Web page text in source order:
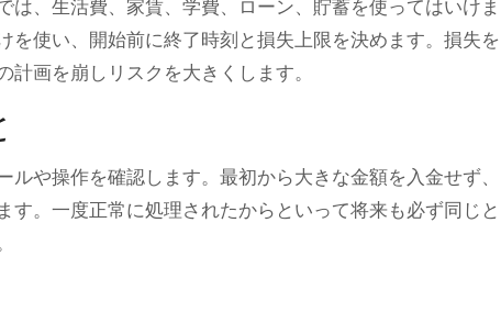
、生活費、家賃、学費、ローン、貯蓄を使ってはいけま
を使い、開始前に終了時刻と損失上限を決めます。損失を
画を崩しリスクを大きくします。
や操作を確認します。最初から大きな金額を入金せず、
。一度正常に処理されたからといって将来も必ず同じと